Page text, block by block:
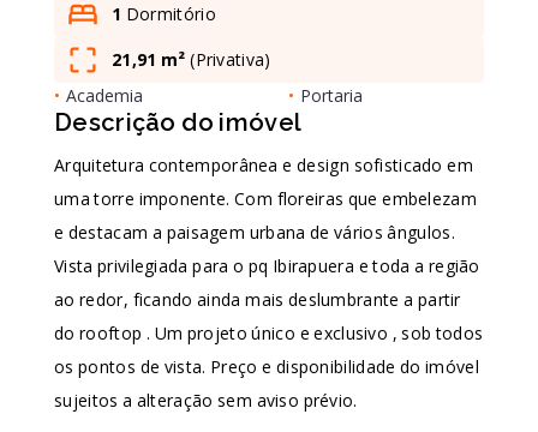
1 Dormitório
21,91 m² (Privativa)
• Academia • Portaria
Descrição do imóvel
Arquitetura contemporânea e design sofisticado em
uma torre imponente. Com floreiras que embelezam
e destacam a paisagem urbana de vários ângulos.
Vista privilegiada para o pq Ibirapuera e toda a região
ao redor, ficando ainda mais deslumbrante a partir
do rooftop . Um projeto único e exclusivo , sob todos
os pontos de vista. Preço e disponibilidade do imóvel
sujeitos a alteração sem aviso prévio.